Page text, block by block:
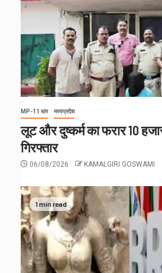
MP-11 धार मध्यप्रदेश
लूट और दुष्कर्म का फरार 10
गिरफ्तार
06/08/2026 KAMALGIRI GOSWAMI
1 min read